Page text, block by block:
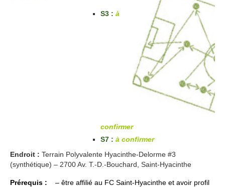
S3 : à
confirmer
S7 : à confirmer
Endroit : Terrain Polyvalente Hyacinthe-Delorme #3
(synthétique) – 2700 Av. T.-D.-Bouchard, Saint-Hyacinthe
Prérequis : – être affilié au FC Saint-Hyacinthe et avoir profil